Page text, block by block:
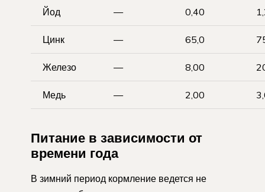
Йод — 0,40
Цинк — 65,0
Железо — 8,00
Медь — 2,00
Питание в зависимости от
времени года
В зимний период кормление ведется не